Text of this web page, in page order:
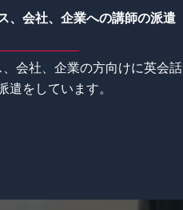
、会社、企業への講師の派遣
会社、企業の方向けに英会話
遣をしています。